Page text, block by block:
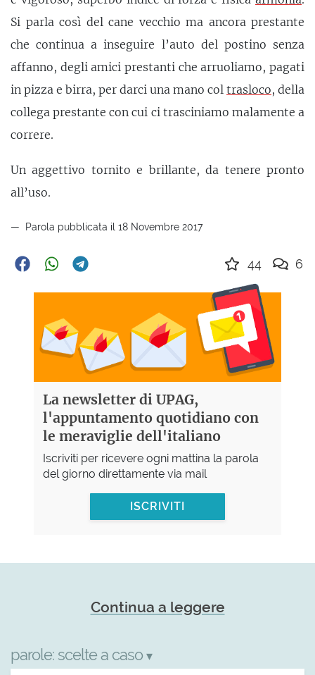
Si parla così del cane vecchio ma ancora prestante
che continua a inseguire l’auto del postino senza
affanno, degli amici prestanti che arruoliamo, pagati
in pizza e birra, per darci una mano col trasloco, della
collega prestante con cui ci trasciniamo malamente a
correre.
Un aggettivo tornito e brillante, da tenere pronto
all’uso.
Parola pubblicata il 18 Novembre 2017
44 6
La newsletter di UPAG,
l'appuntamento quotidiano con
le meraviglie dell'italiano
Iscriviti per ricevere ogni mattina la parola
del giorno direttamente via mail
ISCRIVITI
Continua a leggere
parole: scelte a caso ▾